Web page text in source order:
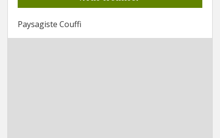
Paysagiste Couffi